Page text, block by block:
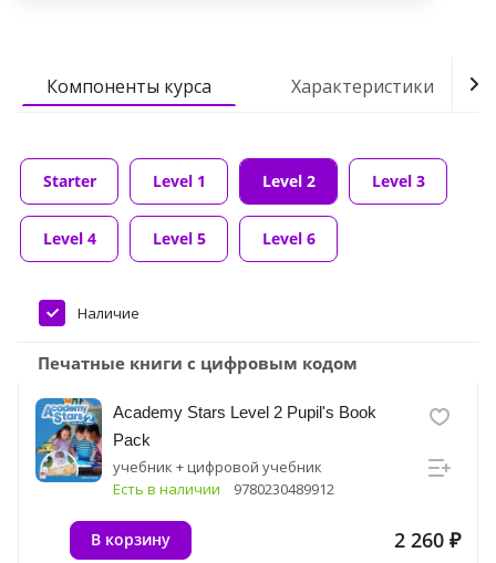
Компоненты курса Характеристики
Starter Level 1 Level 2 Level 3
Level 4 Level 5 Level 6
Наличие
Печатные книги с цифровым кодом
Academy Stars Level 2 Pupil's Book
Pack
учебник + цифровой учебник
Есть в наличии
9780230489912
2 260 ₽
В корзину